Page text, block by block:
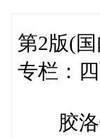
第2版(
专栏：
胶洛